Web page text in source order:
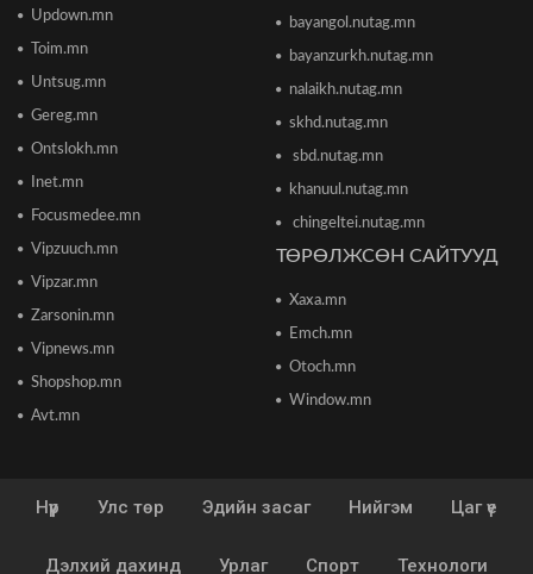
2026/06/16 12:47
өсөлтийн төсөөллөө бууруулжээ
Европын Төв банк 2023 оноос хойш анх удаа
бодлогын хүүгээ өсгөжээ
2026/06/12 15:05
цацаж байгаа тул 10-14 хоног ойд чөлөөт
цагаа өнгөрөөхгүй байхыг зөвлөв
Улаанбаатар хотын инженер хангамжийн
Энэ сарын 15-наас 10 аймагт загас агнах
Updown.mn
Toim.mn
Untsug.mn
Gereg.mn
Ontslokh.mn
Inet.mn
Focusmedee.mn
Vipzuuch.mn
Vipzar.mn
Zarsonin.mn
Vipnews.mn
Shopshop.mn
Avt.mn
bayangol.nutag.mn
bayanzurkh.nutag.mn
nalaikh.nutag.mn
skhd.nutag.mn
sbd.nutag.mn
khanuul.nutag.mn
chingeltei.nutag.mn
ТӨРӨЛЖСӨН САЙТУУД
Xaxa.mn
Emch.mn
Otoch.mn
Window.mn
Нүүр Улс төр Эдийн засаг Нийгэм Цаг үе
Дэлхий дахинд Урлаг Спорт Технологи